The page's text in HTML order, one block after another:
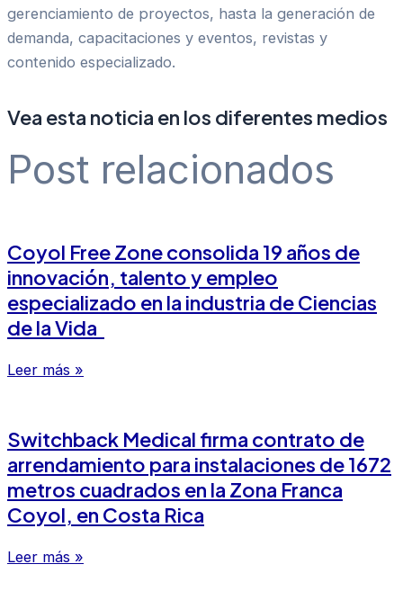
gerenciamiento de proyectos, hasta la generación de
demanda, capacitaciones y eventos, revistas y
contenido especializado.
Vea esta noticia en los diferentes medios
Post relacionados
Coyol Free Zone consolida 19 años de
innovación, talento y empleo
especializado en la industria de Ciencias
de la Vida
Leer más »
Switchback Medical firma contrato de
arrendamiento para instalaciones de 1672
metros cuadrados en la Zona Franca
Coyol, en Costa Rica
Leer más »